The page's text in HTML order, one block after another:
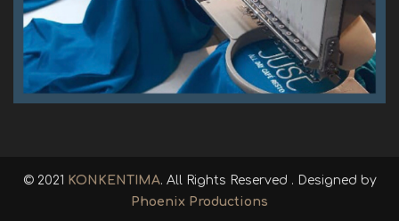
© 2021 KONKENTIMA. All Rights Reserved . Designed by
Phoenix Productions